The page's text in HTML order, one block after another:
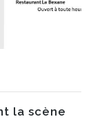
la scène